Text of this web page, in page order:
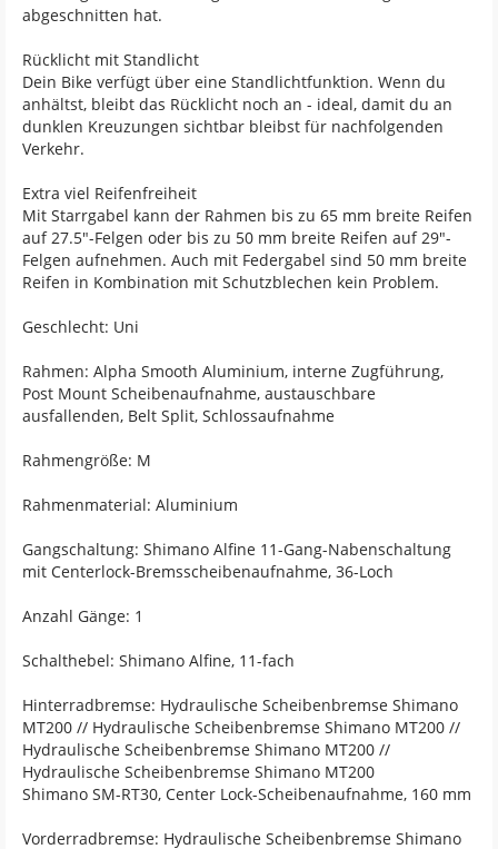
abgeschnitten hat.
Rücklicht mit Standlicht
Dein Bike verfügt über eine Standlichtfunktion. Wenn du
anhältst, bleibt das Rücklicht noch an - ideal, damit du an
dunklen Kreuzungen sichtbar bleibst für nachfolgenden
Verkehr.
Extra viel Reifenfreiheit
Mit Starrgabel kann der Rahmen bis zu 65 mm breite Reifen
auf 27.5"-Felgen oder bis zu 50 mm breite Reifen auf 29"-
Felgen aufnehmen. Auch mit Federgabel sind 50 mm breite
Reifen in Kombination mit Schutzblechen kein Problem.
Geschlecht: Uni
Rahmen: Alpha Smooth Aluminium, interne Zugführung,
Post Mount Scheibenaufnahme, austauschbare
ausfallenden, Belt Split, Schlossaufnahme
Rahmengröße: M
Rahmenmaterial: Aluminium
Gangschaltung: Shimano Alfine 11-Gang-Nabenschaltung
mit Centerlock-Bremsscheibenaufnahme, 36-Loch
Anzahl Gänge: 1
Schalthebel: Shimano Alfine, 11-fach
Hinterradbremse: Hydraulische Scheibenbremse Shimano
MT200 // Hydraulische Scheibenbremse Shimano MT200 //
Hydraulische Scheibenbremse Shimano MT200 //
Hydraulische Scheibenbremse Shimano MT200
Shimano SM-RT30, Center Lock-Scheibenaufnahme, 160 mm
Vorderradbremse: Hydraulische Scheibenbremse Shimano